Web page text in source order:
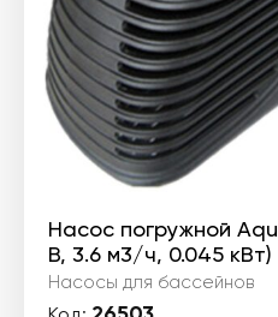
Насос погружной
В, 3.6 м3/ч, 0.045 кВт)
Насосы для бассейнов